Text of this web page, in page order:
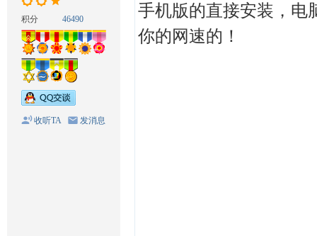
积分 46490
收听TA 发消息
手机版的直接安装，电
你的网速的！